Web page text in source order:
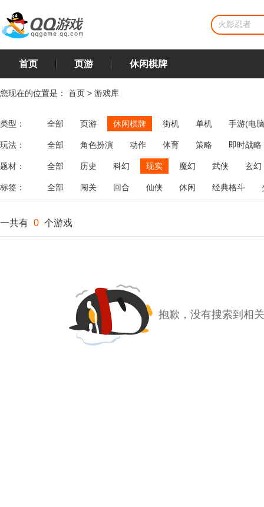
首页 页游 休闲棋牌
您现在的位置是： 首页 > 游戏库
类型： 全部 页游 休闲棋牌 街机 单机 手游(电
玩法： 全部 角色扮演 动作 体育 策略
即时战略
飞行
恋爱 第三人称射击 棋类 牌类 麻将
题材： 全部 历史 科幻 现实 魔幻 武侠 玄幻
标签： 全部 闯关 回合 仙侠 休闲 经典格斗
一共有 0 个游戏
抱歉，没有搜索到相